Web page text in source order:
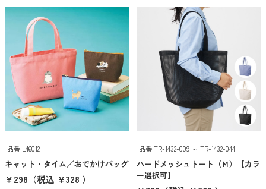
京都くろちく
ANKER
クリア 検索
品番 L46012
キャット・タイム／おでかけバッグ
￥298 （税込 ￥328 ）
品番 TR-1432-009 ～ TR-1432-044
ハードメッシュトート（Ｍ）【カラ
ー選択可】